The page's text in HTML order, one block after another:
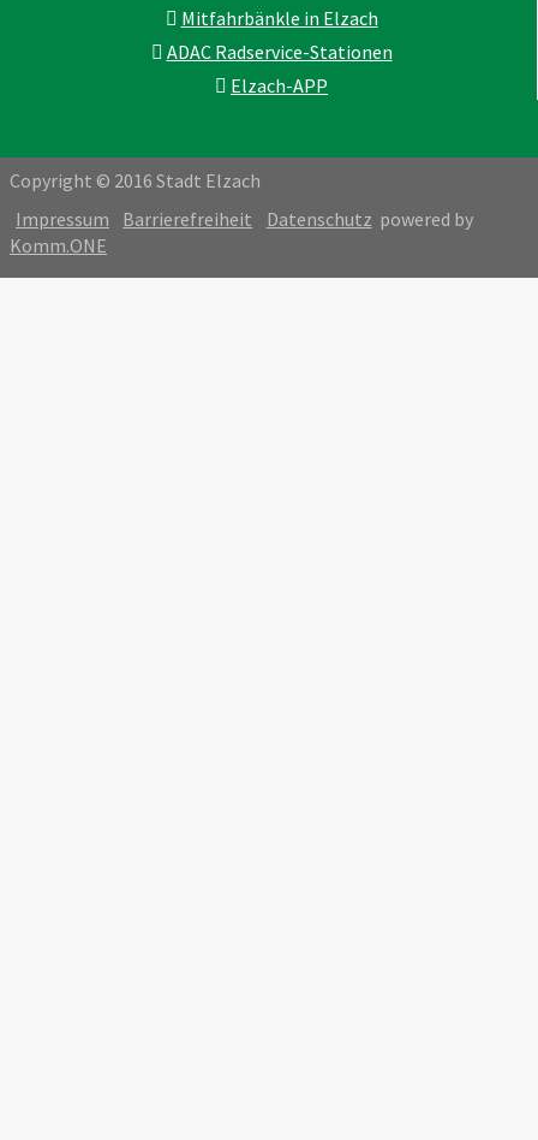
Mitfahrbänkle in Elzach
ADAC Radservice-Stationen
Elzach-APP
Copyright © 2016 Stadt Elzach
Impressum
Barrierefreiheit Datenschutz powered by
Komm.ONE